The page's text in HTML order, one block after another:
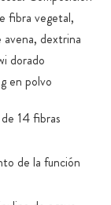
fibra vegetal,
avena, dextrina
dorado
en polvo
14 fibras
de la función